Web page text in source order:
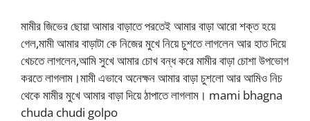
মামীর জিভের ছোয়া আমার বাড়াতে পরতেই আমার বাড়া আরো শক্ত হয়ে
গেল,মামী আমার বাড়াটা কে নিজের মুখে নিয়ে চুশতে লাগলেন আর হাত দিয়ে
খেচতে লাগলেন,আমি সুখে আমার চোখ বন্ধ করে মামীর বাড়া চোশা উপভোগ
করতে লাগলাম।মামী এভাবে অনেক্ষন আমার বাড়া চুশলো আর আমিও নিচ
থেকে মামীর মুখে আমার বাড়া দিয়ে ঠাপাতে লাগলাম। mami bhagna
chuda chudi golpo